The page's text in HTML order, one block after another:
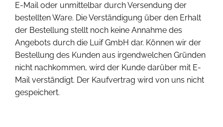
E-Mail oder unmittelbar durch Versendung der
bestellten Ware. Die Verständigung über den Erhalt
der Bestellung stellt noch keine Annahme des
Angebots durch die Luif GmbH dar. Können wir der
Bestellung des Kunden aus irgendwelchen Gründen
nicht nachkommen, wird der Kunde darüber mit E-
Mail verständigt. Der Kaufvertrag wird von uns nicht
gespeichert.